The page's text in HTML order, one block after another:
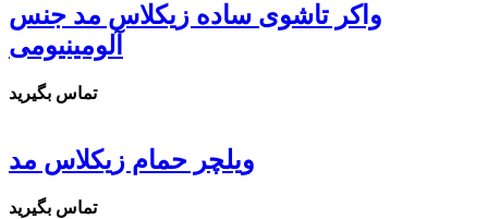
واکر تاشوی ساده زیکلاس مد جنس
آلومینیومی
تماس بگیرید
ویلچر حمام زیکلاس مد
تماس بگیرید